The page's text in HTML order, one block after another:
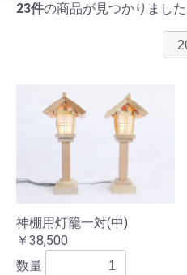
23件の商品が見つかりました
神棚用灯籠一対(中)
￥38,500
数量